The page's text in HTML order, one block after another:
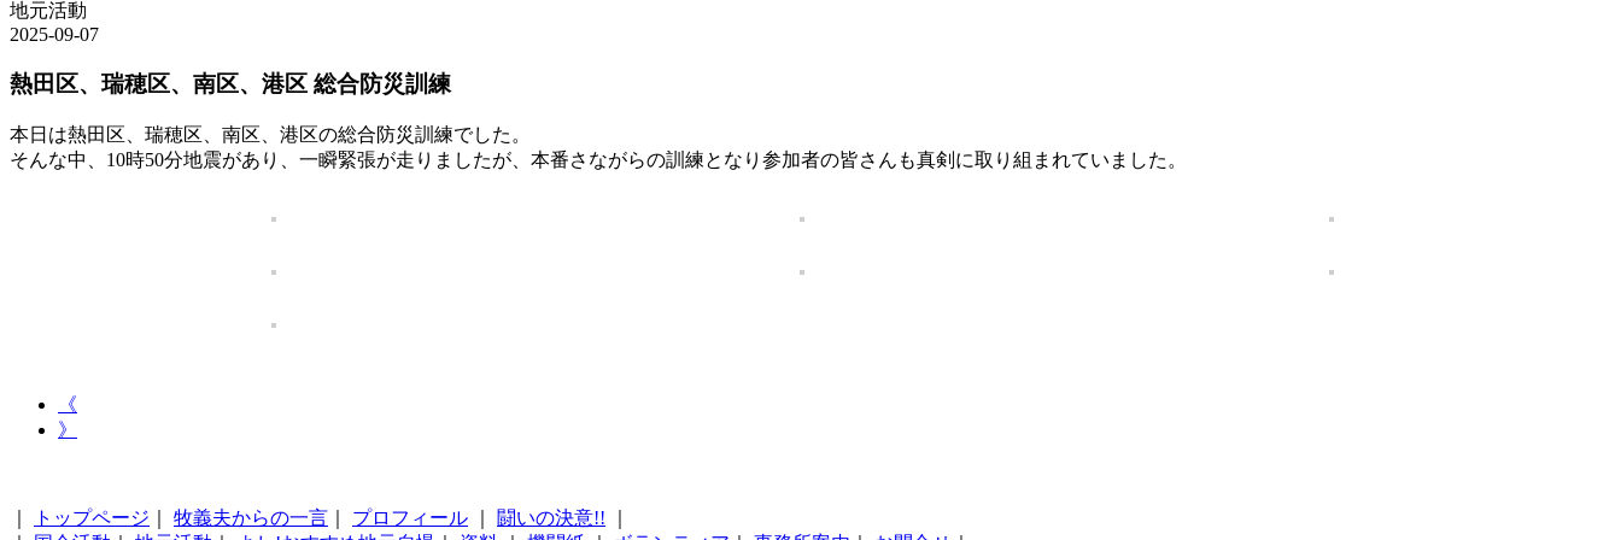
地元活動
2025-09-07
熱田区、瑞穂区、南区、港区 総合防災訓練
本日は熱田区、瑞穂区、南区、港区の総合防災訓練でした。
そんな中、10時50分地震があり、一瞬緊張が走りましたが、本番さながらの訓練となり参加者の皆さんも真剣に取り組まれていました。
《
》
トップページ 牧義夫からの一言 プロフィール 闘いの決意!!